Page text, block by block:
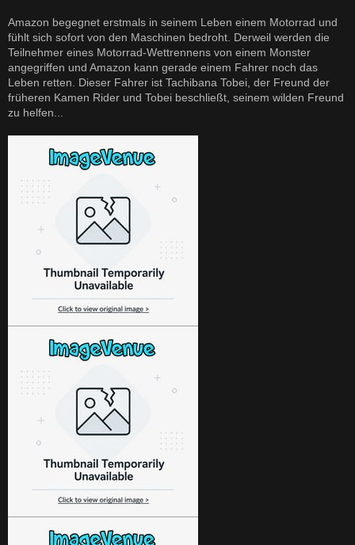
Amazon begegnet erstmals in seinem Leben einem Motorrad und
fühlt sich sofort von den Maschinen bedroht. Derweil werden die
Teilnehmer eines Motorrad-Wettrennens von einem Monster
angegriffen und Amazon kann gerade einem Fahrer noch das
Leben retten. Dieser Fahrer ist Tachibana Tobei, der Freund der
früheren Kamen Rider und Tobei beschließt, seinem wilden Freund
zu helfen...